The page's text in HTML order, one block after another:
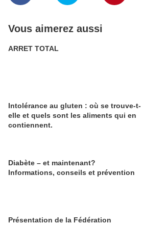
Vous aimerez aussi
ARRET TOTAL
Intolérance au gluten : où se trouve-t-
elle et quels sont les aliments qui en
contiennent.
Diabète – et maintenant?
Informations, conseils et prévention
Présentation de la Fédération